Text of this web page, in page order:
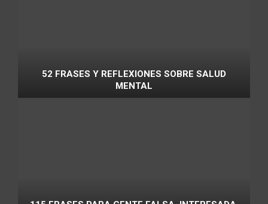
52 FRASES Y REFLEXIONES SOBRE SALUD
MENTAL